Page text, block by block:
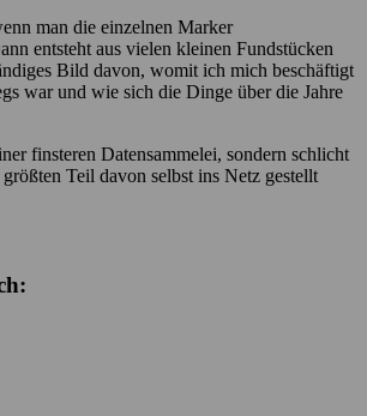
man die einzelnen Marker
entsteht aus vielen kleinen Fundstücken
Bild davon, womit ich mich beschäftigt
war und wie sich die Dinge über die Jahre
finsteren Datensammelei, sondern schlicht
Teil davon selbst ins Netz gestellt